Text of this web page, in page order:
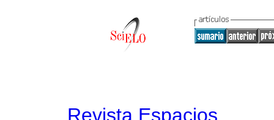
Revista Espacios